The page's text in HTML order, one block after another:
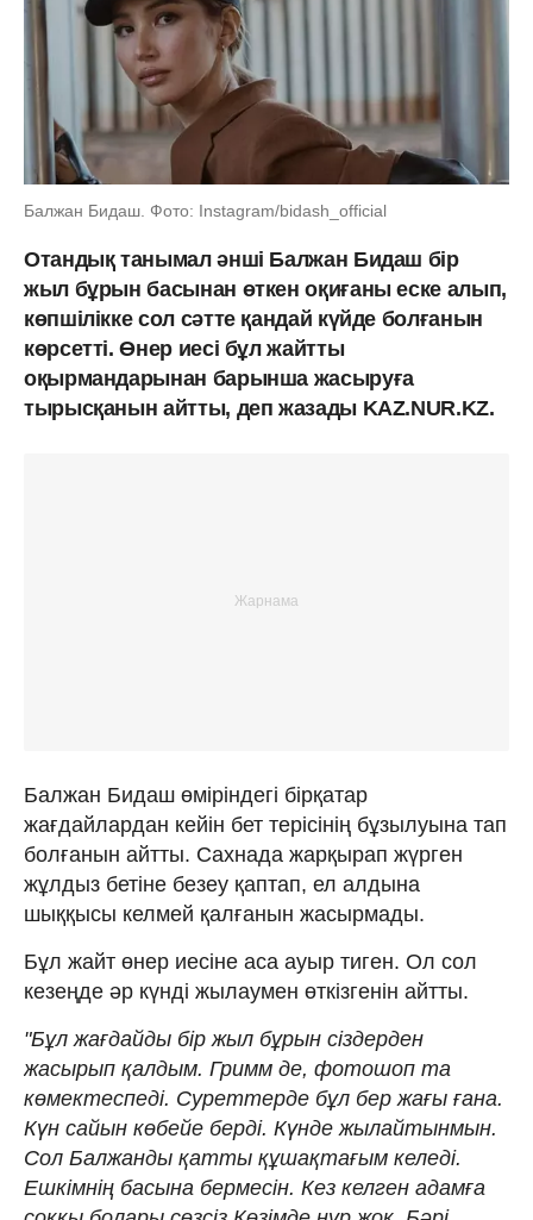
Балжан Бидаш. Фото: Instagram/bidash_official
Отандық танымал әнші Балжан Бидаш бір
жыл бұрын басынан өткен оқиғаны еске алып,
көпшілікке сол сәтте қандай күйде болғанын
көрсетті. Өнер иесі бұл жайтты
оқырмандарынан барынша жасыруға
тырысқанын айтты, деп жазады KAZ.NUR.KZ.
Балжан Бидаш өміріндегі бірқатар
жағдайлардан кейін бет терісінің бұзылуына тап
болғанын айтты. Сахнада жарқырап жүрген
жұлдыз бетіне безеу қаптап, ел алдына
шыққысы келмей қалғанын жасырмады.
Бұл жайт өнер иесіне аса ауыр тиген. Ол сол
кезеңде әр күнді жылаумен өткізгенін айтты.
"Бұл жағдайды бір жыл бұрын сіздерден
жасырып қалдым. Гримм де, фотошоп та
көмектеспеді. Суреттерде бұл бер жағы ғана.
Күн сайын көбейе берді. Күнде жылайтынмын.
Сол Балжанды қатты құшақтағым келеді.
Ешкімнің басына бермесін. Кез келген адамға